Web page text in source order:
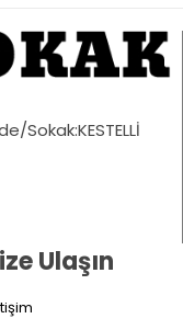
Sokak:KESTELLİ
Ulaşın